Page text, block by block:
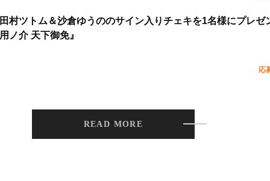
田村ツトム＆沙倉ゆうののサイン入りチェキを1名様にプレゼ
用ノ介 天下御免』
応
READ MORE